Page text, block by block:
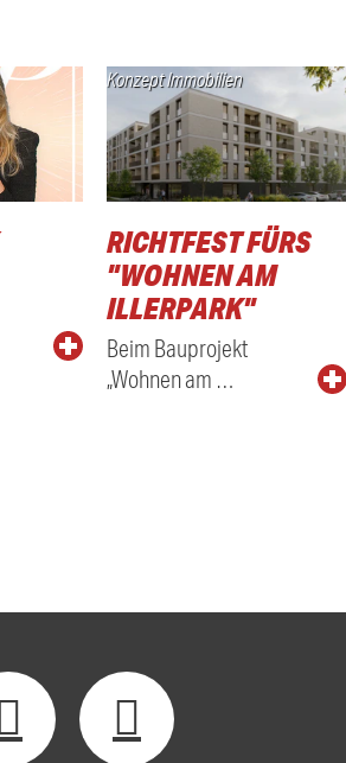
Konzept Immobilien
RICHTFEST FÜRS
"WOHNEN AM
ILLERPARK"
Beim Bauprojekt
„Wohnen am …